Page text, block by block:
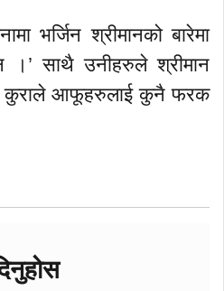
भर्जिन श्रीमानको बारेमा
साथै उनीहरुले श्रीमान
कुराले आफूहरुलाई कुनै फरक